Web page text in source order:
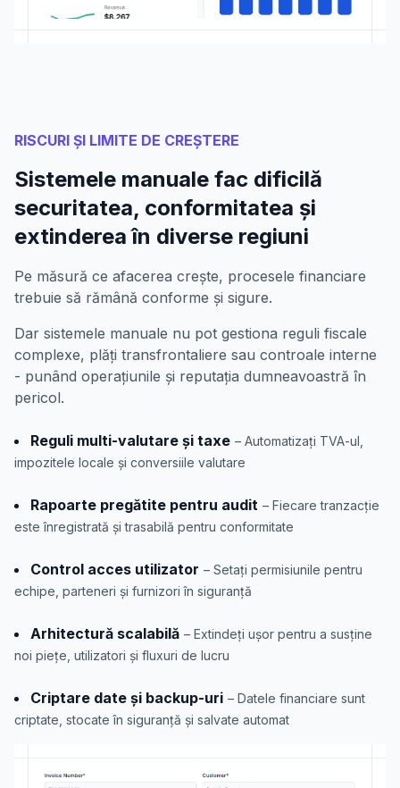
RISCURI ȘI LIMITE DE CREȘTERE
Sistemele manuale fac dificilă
securitatea, conformitatea și
extinderea în diverse regiuni
Pe măsură ce afacerea crește, procesele financiare
trebuie să rămână conforme și sigure.
Dar sistemele manuale nu pot gestiona reguli fiscale
complexe, plăți transfrontaliere sau controale interne
- punând operațiunile și reputația dumneavoastră în
pericol.
Reguli multi-valutare și taxe – Automatizați TVA-ul,
impozitele locale și conversiile valutare
Rapoarte pregătite pentru audit – Fiecare tranzacție
este înregistrată și trasabilă pentru conformitate
Control acces utilizator – Setați permisiunile pentru
echipe, parteneri și furnizori în siguranță
Arhitectură scalabilă – Extindeți ușor pentru a susține
noi piețe, utilizatori și fluxuri de lucru
Criptare date și backup-uri – Datele financiare sunt
criptate, stocate în siguranță și salvate automat